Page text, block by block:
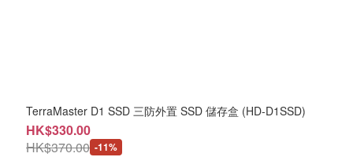
TerraMaster D1 SSD 三防外置 SSD 儲存盒 (HD-D1SSD)
HK$330.00
HK$370.00 -11%